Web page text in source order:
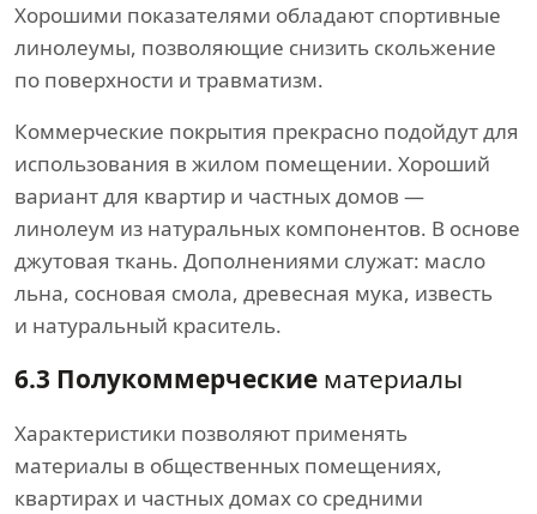
Хорошими показателями обладают спортивные
линолеумы, позволяющие снизить скольжение
по поверхности и травматизм.
Коммерческие покрытия прекрасно подойдут для
использования в жилом помещении. Хороший
вариант для квартир и частных домов —
линолеум из натуральных компонентов. В основе
джутовая ткань. Дополнениями служат: масло
льна, сосновая смола, древесная мука, известь
и натуральный краситель.
6.3 Полукоммерческие материалы
Характеристики позволяют применять
материалы в общественных помещениях,
квартирах и частных домах со средними